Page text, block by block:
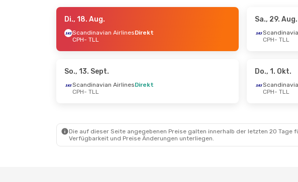
- So., 27. Sept.
Scandinavian AirlinesDirekt
- Mo., 19. Okt.
1 Zwischenstopp
- Mo., 14. Sept.
TLL
- CPH
Di., 18. Aug.
Scandinavian AirlinesDirekt
CPH- TLL
Sa., 29. Aug.
CPH- TLL
So., 13. Sept.
Scandinavian AirlinesDirekt
CPH- TLL
Do., 1. Okt.
CPH- TLL
Die auf dieser Seite angegebenen Preise galten innerhalb der letzten 20
Verfügbarkeit und Preise Änderungen unterliegen.